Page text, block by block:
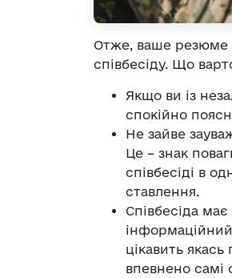
Отже, ваше резюме
співбесіду. Що
Якщо ви із
спокійно
Не зайве
Це – знак
співбесіді в
ставлення.
Співбесіда
інформаційний
цікавить
впевнено самі